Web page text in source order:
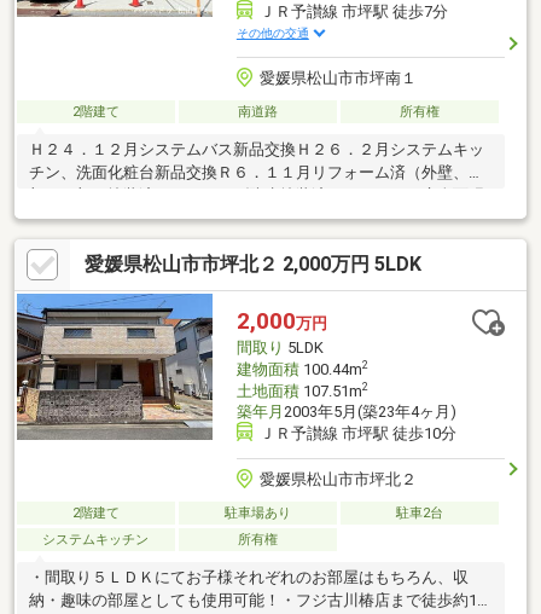
ＪＲ予讃線 市坪駅 徒歩7分
その他の交通
愛媛県松山市市坪南１
2階建て 南道路 所有権
Ｈ２４．１２月システムバス新品交換Ｈ２６．２月システムキッ
チン、洗面化粧台新品交換Ｒ６．１１月リフォーム済（外壁、内
部（一部）塗装済み、ベランダ防水塗装済み、１・２Ｆ床全面張
替済み、トイレ新品交換、畳表替え、襖張替え、シューズボック
ス新品交換、玄関ドア新品交換、外構土間工事済み、境界ブロッ
クフェンス設置済み、建具調整済み、ハウスクリーニング済み）
愛媛県松山市市坪北２ 2,000万円 5LDK
2,000万円
間取り 5LDK
建物面積100.44m2
土地面積107.51m2
築年月 2003年5月(築23年4ヶ月)
ＪＲ予讃線 市坪駅 徒歩10分
愛媛県松山市市坪北２
2階建て 駐車場あり
駐車2台
システムキッチン
所有権
・間取り５ＬＤＫにてお子様それぞれのお部屋はもちろん、収
納・趣味の部屋としても使用可能！・フジ古川椿店まで徒歩約13